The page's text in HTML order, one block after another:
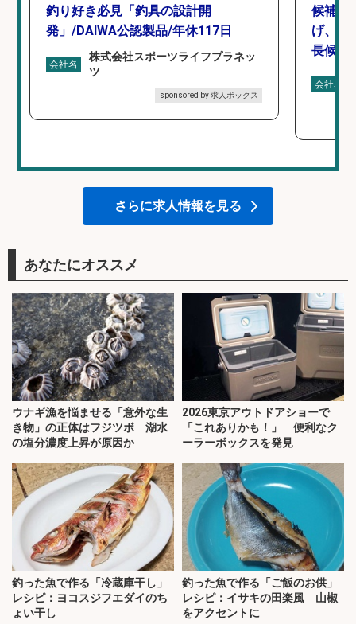
釣り好き必見「釣具の設計開
発」/DAIWA公認製品/年休117日
会社名
株式会社スポーツライフプラネッ
ツ
sponsored by 求人ボックス
候補/
げ、食
長候補
会社名
さらに求人情報を見る
あなたにオススメ
ウナギ漁を悩ませる「意外な生
き物」の正体はフジツボ 湖水
の塩分濃度上昇が原因か
2026東京アウトドアショーで
「これありかも！」 便利なク
ーラーボックスを発見
釣った魚で作る「冷蔵庫干し」
レシピ：ヨコスジフエダイのち
ょい干し
釣った魚で作る「ご飯のお供」
レシピ：イサキの田楽風 山椒
をアクセントに